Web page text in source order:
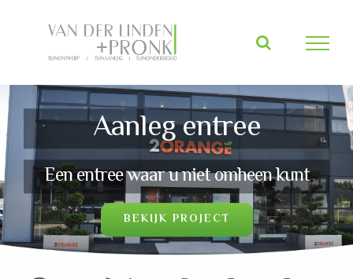
Tuinaanleg Rijswijk
Een complete tuinaanleg
BEKIJK PROJECT